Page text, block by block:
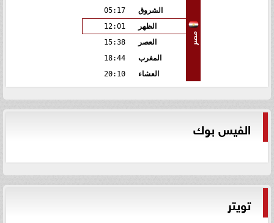
مصر
الشروق
05:17
الظهر
12:01
العصر
15:38
المغرب
18:44
العشاء
20:10
الفيس بوك
تويتر